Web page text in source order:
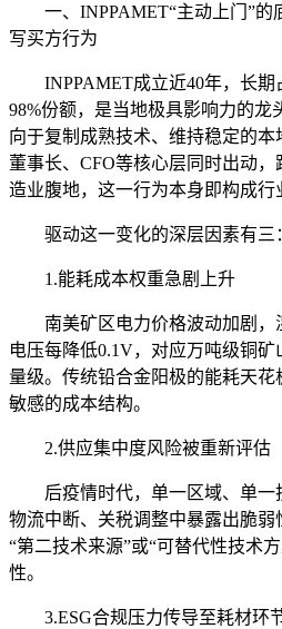
一、INPPAMET“主动上门”的
写买方行为
INPPAMET成立近40年，长期
98%份额，是当地极具影响力的龙
向于复制成熟技术、维持稳定的
董事长、CFO等核心层同时出动
造业腹地，这一行为本身即构成行
驱动这一变化的深层因素有三
1.能耗成本权重急剧上升
南美矿区电力价格波动加剧，
电压每降低0.1V，对应万吨级铜
量级。传统铅合金阳极的能耗天
敏感的成本结构。
2.供应集中度风险被重新评估
后疫情时代，单一区域、单一
物流中断、关税调整中暴露出脆
“第二技术来源”或“可替代性技术
性。
3.ESG合规压力传导至耗材环